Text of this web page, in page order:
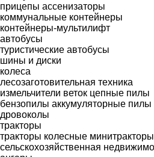
прицепы ассенизаторы
коммунальные контейнеры
контейнеры-мультилифт
автобусы
туристические автобусы
шины и диски
колеса
лесозаготовительная техника
измельчители веток цепные пилы
бензопилы аккумуляторные пилы
дровоколы
тракторы
тракторы колесные минитракторы
сельскохозяйственная